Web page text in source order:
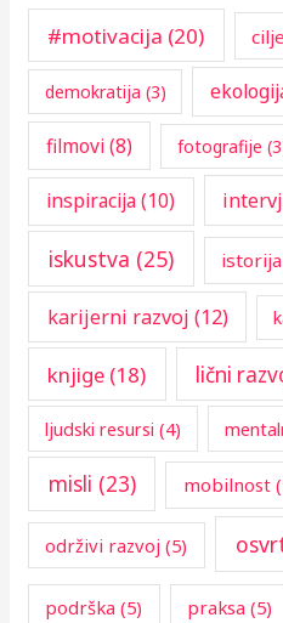
r
#motivacija (20)
demokratija (3)
filmovi(8) fotografije
inspiracija(10)
iskustva (25) istorija
karijerni razvoj (12)
knjige (18) lični
ljudski resursi (4)
misli (23) mobilnost
održivi razvoj (5)
podrška (5) praksa (5)